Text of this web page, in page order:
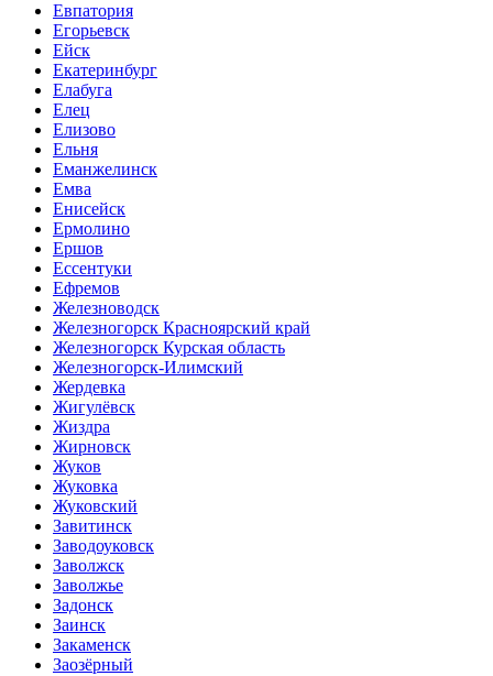
Евпатория
Егорьевск
Ейск
Екатеринбург
Елабуга
Елец
Елизово
Ельня
Еманжелинск
Емва
Енисейск
Ермолино
Ершов
Ессентуки
Ефремов
Железноводск
Железногорск Красноярский край
Железногорск Курская область
Железногорск-Илимский
Жердевка
Жигулёвск
Жиздра
Жирновск
Жуков
Жуковка
Жуковский
Завитинск
Заводоуковск
Заволжск
Заволжье
Задонск
Заинск
Закаменск
Заозёрный